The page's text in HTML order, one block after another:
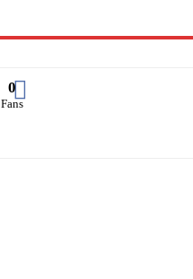
0
Fans